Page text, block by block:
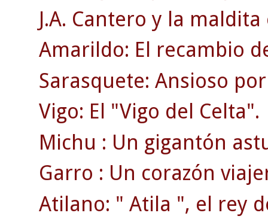
J.A. Cantero y la maldita
Amarildo: El recambio
Sarasquete: Ansioso
Vigo: El "Vigo del Celta".
Michu : Un gigantón
Garro : Un corazón
Atilano: " Atila ", el rey